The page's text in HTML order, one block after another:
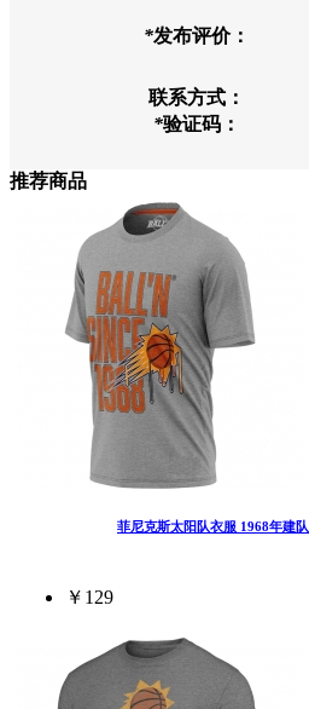
*发布评价：
联系方式：
*验证码：
推荐商品
菲尼克斯太阳队衣服 1968年建队
￥129